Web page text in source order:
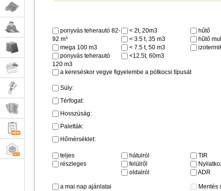
ponyvás teherautó 82-
92 m³
mega 100 m3
ponyvás teherautó
120 m3
< 2t, 20m3
< 3.5 t, 35 m3
< 7.5 t, 50 m3
<12.5t, 60m3
hűtő
hűtő
a kereséskor vegye figyelembe a pótkocsi típusát
Súly:
Térfogat:
Hosszúság:
Paletták:
Hőmérséklet:
teljes
részleges
hátulról
felülről
oldalról
TIR
ADR
a mai nap ajánlatai
Mentés